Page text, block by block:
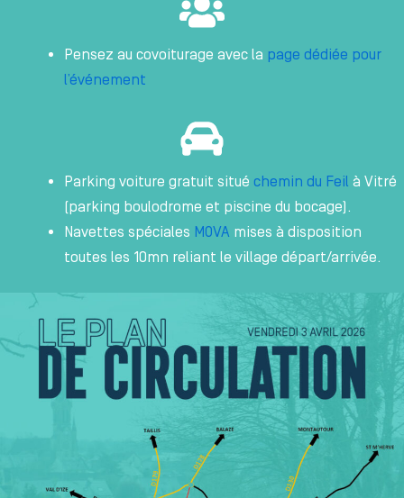
Pensez au covoiturage avec la page dédiée pour
l’événement
Parking voiture gratuit situé chemin du Feil à Vitré
(parking boulodrome et piscine du bocage).
Navettes spéciales MOVA mises à disposition
toutes les 10mn reliant le village départ/arrivée.